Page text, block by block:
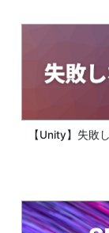
【Unity】失敗